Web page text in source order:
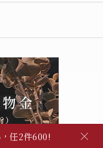
×
選2件88折
，任2件600!
任3件600